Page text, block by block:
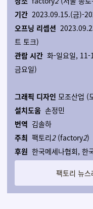
기간2023.09.15.(금)-
오프닝 리셉션
트 토크)
관람 시간화-일요일, 11-
금요일)
그래픽 디자인 모조산업 (
설치도움손정민
번역 김솔하
주최 팩토리2 (factory2)
후원 한국메세나협회, 한
팩토리 뉴